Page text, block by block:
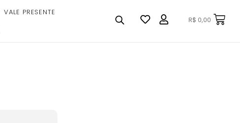
VALE PRESENTE
R$ 0,00